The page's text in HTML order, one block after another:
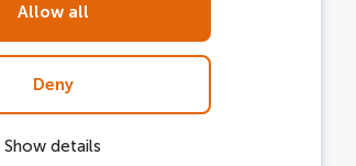
Allow all
Deny
Show details